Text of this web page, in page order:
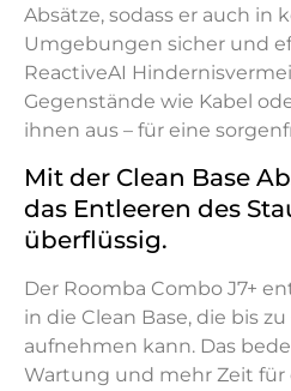
Absätze, sodass er auch in
Umgebungen sicher und
ReactiveAI
Gegenstände wie Kabel
ihnen aus – für eine
Mit der Clean Base
das Entleeren des
überflüssig.
Der Roomba Combo J7+
in die Clean Base, die bis
aufnehmen kann. Das
Wartung und mehr Zeit